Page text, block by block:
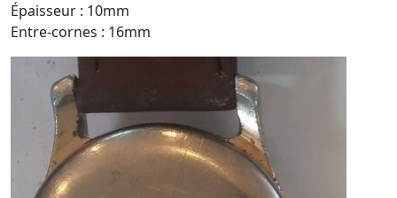
Épaisseur : 10mm
Entre-cornes : 16mm